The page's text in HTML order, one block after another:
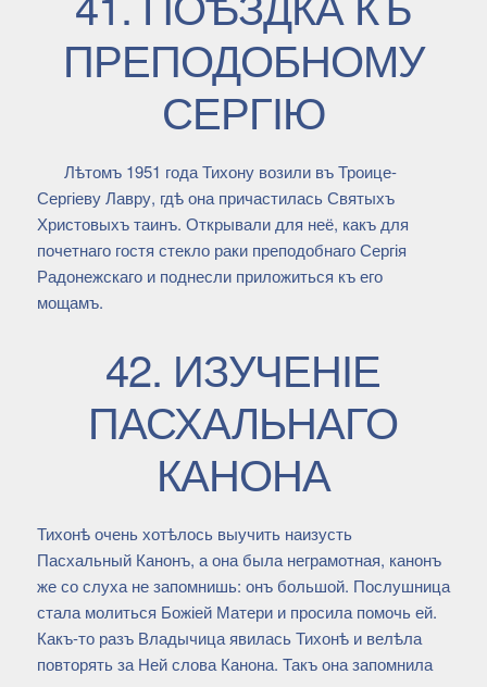
ПРЕПОДОБНОМУ
СЕРГІЮ
Лѣтомъ 1951 года Тихону возили въ Троице-
Сергіеву Лавру, гдѣ она причастилась Святыхъ
Христовыхъ таинъ. Открывали для неё, какъ для
почетнаго гостя стекло раки преподобнаго Сергія
Радонежскаго и поднесли приложиться къ его
мощамъ.
42. ИЗУЧЕНІЕ
ПАСХАЛЬНАГО
КАНОНА
Тихонѣ очень хотѣлось выучить наизусть
Пасхальный Канонъ, а она была неграмотная, канонъ
же со слуха не запомнишь: онъ большой. Послушница
стала молиться Божіей Матери и просила помочь ей.
Какъ-то разъ Владычица явилась Тихонѣ и велѣла
повторять за Ней слова Канона. Такъ она запомнила